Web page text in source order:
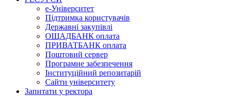
е-Університет
Підтримка користувачів
Державні закупівлі
ОЩАДБАНК оплата
ПРИВАТБАНК оплата
Поштовий сервер
Програмне забезпечення
Інституційний репозитарій
Сайти університету
Запитати у ректора